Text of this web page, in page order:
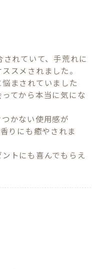
れていて、手荒れに
スメされました。
まされていました
てから本当に気にな
かない使用感が
りにも癒やされま
トにも喜んでもらえ